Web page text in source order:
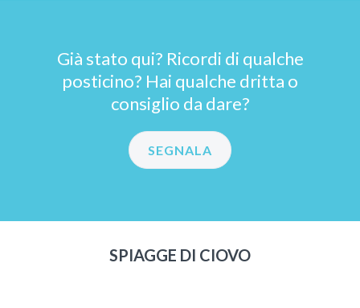
consiglio diBranko e Nicoletta
Già stato qui? Ricordi di qualche
posticino? Hai qualche dritta o
consiglio da dare?
SEGNALA
SPIAGGE DI CIOVO